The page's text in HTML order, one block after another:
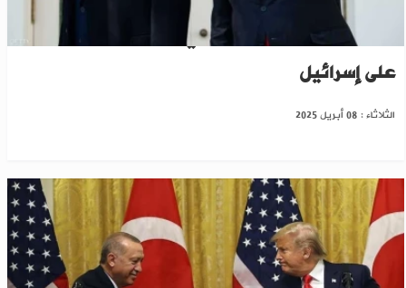
نتنياهو: القواعد التركية في سوريا تشكل خطراً
على إسرائيل
الثلاثاء : 08 أبريل 2025